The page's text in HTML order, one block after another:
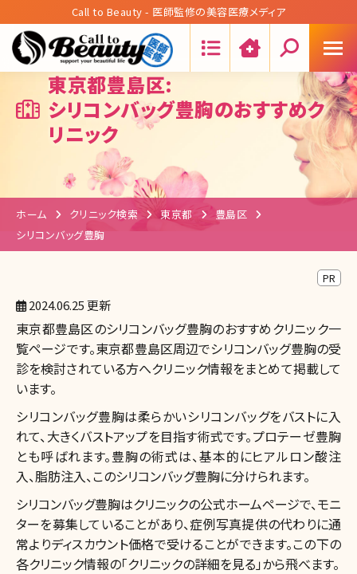
Call to Beauty - 医師監修の美容医療メディア
東京都豊島区:
シリコンバッグ豊胸のおすすめク
リニック
ホーム クリニック検索 東京都
豊島区
シリコンバッグ豊胸
PR
2024.06.25 更新
東京都豊島区のシリコンバッグ豊胸のおすすめクリニック一
覧ページです。東京都豊島区周辺でシリコンバッグ豊胸の受
診を検討されている方へクリニック情報をまとめて掲載して
います。
シリコンバッグ豊胸は柔らかいシリコンバッグをバストに入
れて、大きくバストアップを目指す術式です。プロテーゼ豊胸
とも呼ばれます。豊胸の術式は、基本的にヒアルロン酸注
入、脂肪注入、このシリコンバッグ豊胸に分けられます。
シリコンバッグ豊胸はクリニックの公式ホームページで、モニ
ターを募集していることがあり、症例写真提供の代わりに通
常よりディスカウント価格で受けることができます。この下の
各クリニック情報の「クリニックの詳細を見る」から飛べます。